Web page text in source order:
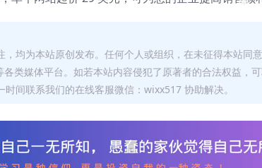
均为本站原创发布。任何个人或组织，在未征得本站同
类媒体平台。如若本站内容侵犯了原著者的合法权益，可
间联系我们的在线客服微信：wixx517 协助解决。